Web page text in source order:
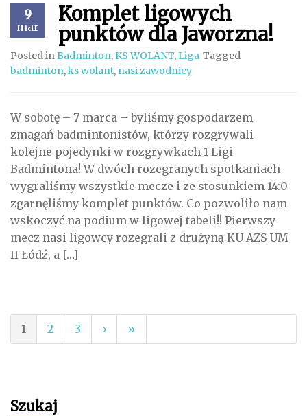
9
mar
Komplet ligowych
punktów dla Jaworzna!
Posted inBadminton, KS WOLANT, Liga Tagged
badminton,ks wolant, nasi zawodnicy
W sobotę – 7 marca – byliśmy gospodarzem
zmagań badmintonistów, którzy rozgrywali
kolejne pojedynki w rozgrywkach 1 Ligi
Badmintona! W dwóch rozegranych spotkaniach
wygraliśmy wszystkie mecze i ze stosunkiem 14:0
zgarnęliśmy komplet punktów. Co pozwoliło nam
wskoczyć na podium w ligowej tabeli!! Pierwszy
mecz nasi ligowcy rozegrali z drużyną KU AZS UM
II Łódź, a […]
1 2 3 › »
Szukaj